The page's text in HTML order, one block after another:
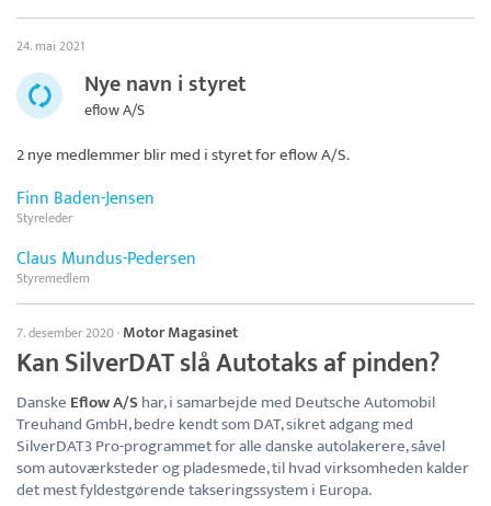
24. mai 2021
Nye navn i styret
eflow A/S
2 nye medlemmer blir med i styret foreflow A/S.
Finn Baden-Jensen
Styreleder
Claus Mundus-Pedersen
Styremedlem
7. desember 2020· Motor Magasinet
Kan SilverDAT slå Autotaks af pinden?
Danske Eflow A/Shar, i samarbejde med Deutsche Automobil
Treuhand GmbH, bedre kendt som DAT, sikret adgang med
SilverDAT3 Pro-programmet for alle danske autolakerere, såvel
som autoværksteder og pladesmede, til hvad virksomheden kalder
det mest fyldestgørende takseringssystem i Europa.